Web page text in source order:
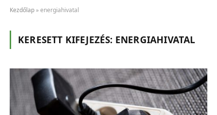
Kezdőlap »energiahivatal
KERESETT KIFEJEZÉS: ENERGIAHIVATAL